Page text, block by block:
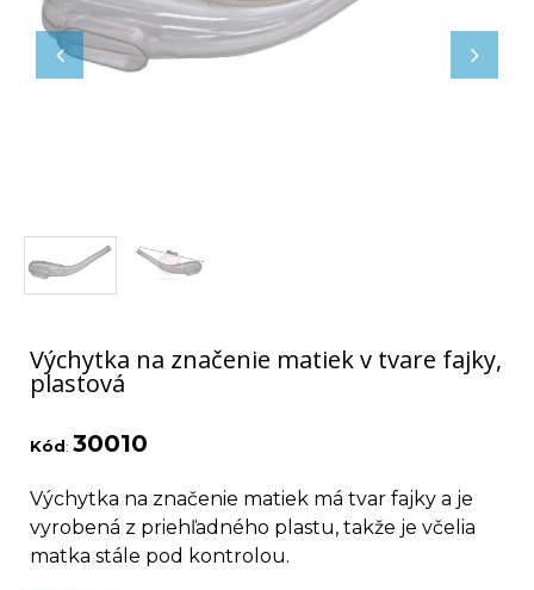
Výchytka na značenie matiek v tvare fajky,
plastová
Kód: 30010
Výchytka na značenie matiek má tvar fajky a je
vyrobená z priehľadného plastu, takže je včelia
matka stále pod kontrolou.